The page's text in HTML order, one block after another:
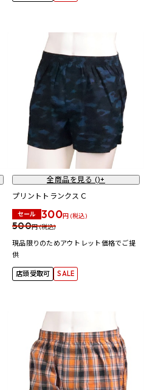
全商品を見る ()+
プリントトランクスＣ
セール 300円 (税込)
500円 (税込)
現品限りのためアウトレット価格でご提
供
店頭受取可 SALE